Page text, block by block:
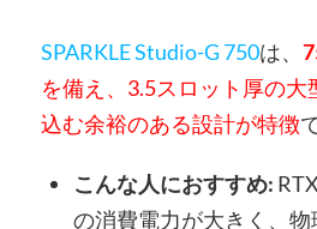
SPARKLE Studio-G 750は、
を備え、3.5スロット厚の大
込む余裕のある設計が特徴
こんな人におすすめ:
の消費電力が大きく、